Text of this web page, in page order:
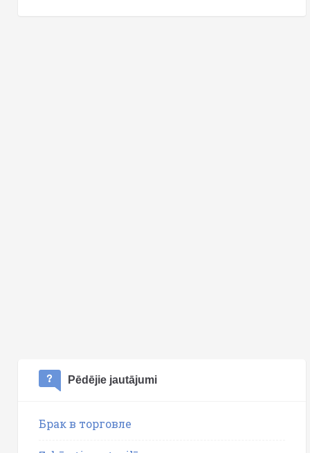
Pēdējie jautājumi
Брак в торговле